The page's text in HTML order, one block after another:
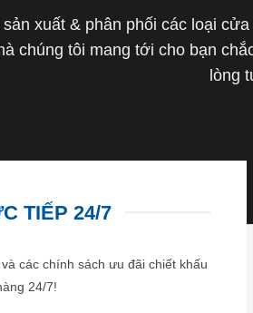
xuất & phân phối các loại
chúng tôi mang tới cho bạn
lòng
TIẾP 24/7
các chính sách ưu đãi chiết khấu
24/7!